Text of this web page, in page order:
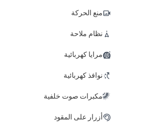
منع الحركة
نظام ملاحة
مرايا كهربائية
نوافذ كهربائية
مكبرات صوت خلفية
أزرار على المقود